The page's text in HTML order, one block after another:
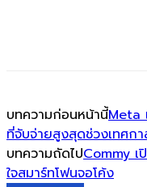
บทความก่อนหน้านี้Meta
ที่จับจ่ายสูงสุดช่วงเทศก
บทความถัดไปCommy เ
ใจสมาร์ทโฟนจอโค้ง